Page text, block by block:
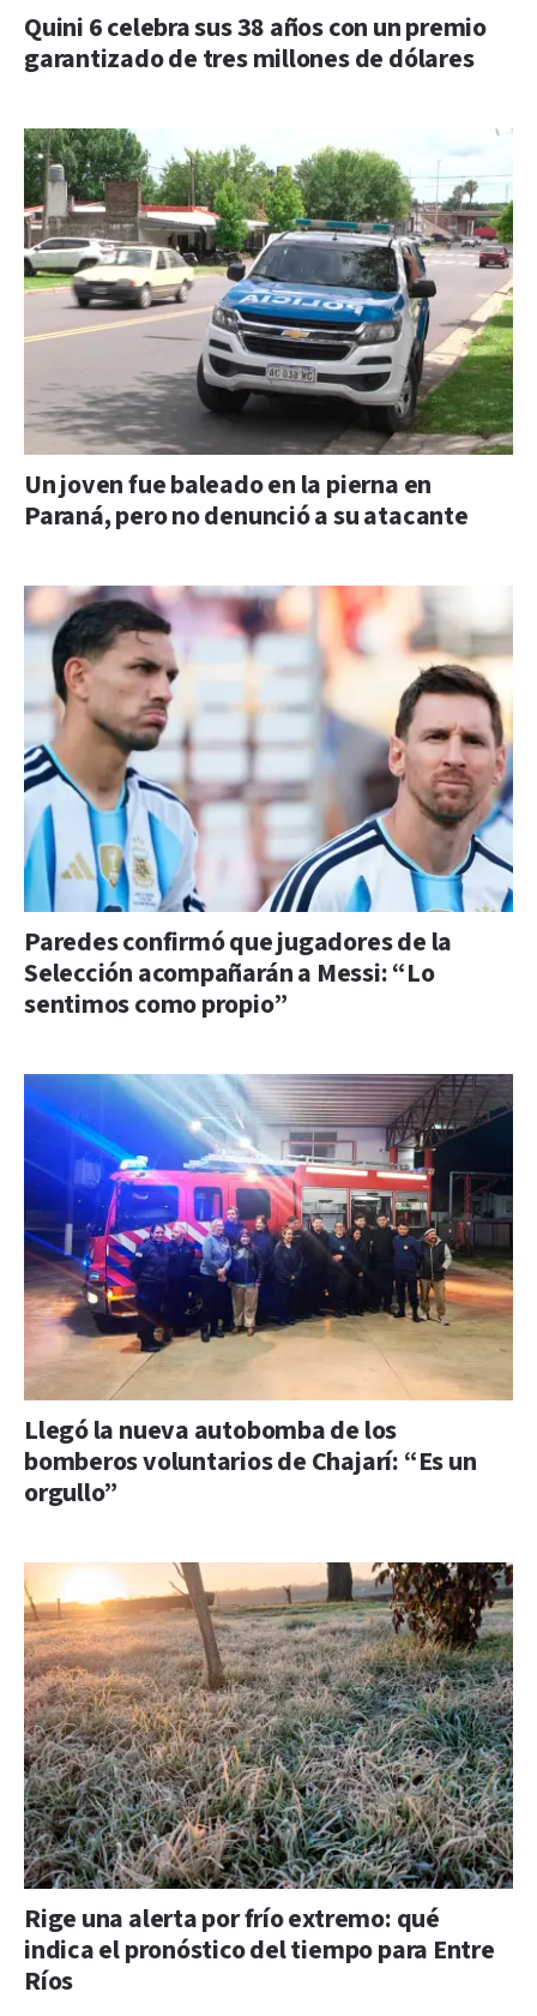
Quini 6 celebra sus 38 años con un premio
garantizado de tres millones de dólares
Un joven fue baleado en la pierna en
Paraná, pero no denunció a su atacante
Paredes confirmó que jugadores de la
Selección acompañarán a Messi: “Lo
sentimos como propio”
Llegó la nueva autobomba de los
bomberos voluntarios de Chajarí: “Es un
orgullo”
Rige una alerta por frío extremo: qué
indica el pronóstico del tiempo para Entre
Ríos